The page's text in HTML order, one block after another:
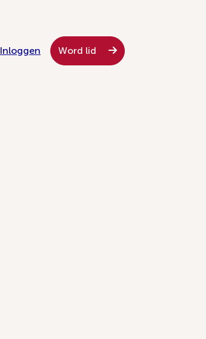
Inloggen Word lid